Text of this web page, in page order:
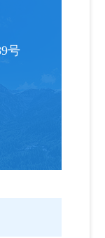
号